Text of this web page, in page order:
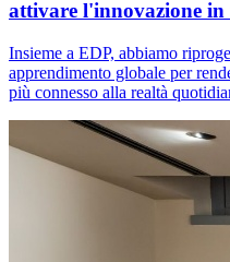
attivare l'innovazione in
Insieme a EDP, abbiamo
apprendimento globale per
più connesso alla realtà